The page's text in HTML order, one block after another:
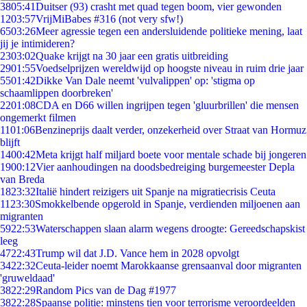
3805:41Duitser (93) crasht met quad tegen boom, vier gewonden
1203:57VrijMiBabes #316 (not very sfw!)
6503:26Meer agressie tegen een andersluidende politieke mening, laat
jij je intimideren?
2303:02Quake krijgt na 30 jaar een gratis uitbreiding
2901:55Voedselprijzen wereldwijd op hoogste niveau in ruim drie jaar
5501:42Dikke Van Dale neemt 'vulvalippen' op: 'stigma op
schaamlippen doorbreken'
2201:08CDA en D66 willen ingrijpen tegen 'gluurbrillen' die mensen
ongemerkt filmen
1101:06Benzineprijs daalt verder, onzekerheid over Straat van Hormuz
blijft
1400:42Meta krijgt half miljard boete voor mentale schade bij jongeren
1900:12Vier aanhoudingen na doodsbedreiging burgemeester Depla
van Breda
1823:32Italië hindert reizigers uit Spanje na migratiecrisis Ceuta
11 23:30Smokkelbende opgerold in Spanje, verdienden miljoenen aan
migranten
5922:53Waterschappen slaan alarm wegens droogte: Gereedschapskist
leeg
4722:43Trump wil dat J.D. Vance hem in 2028 opvolgt
3422:32Ceuta-leider noemt Marokkaanse grensaanval door migranten
'gruweldaad'
3822:29Random Pics van de Dag #1977
3822:28Spaanse politie: minstens tien voor terrorisme veroordeelden